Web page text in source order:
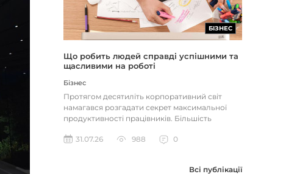
БІЗНЕС
Що робить людей справді успішними та
щасливими на роботі
Бізнес
Протягом десятиліть корпоративний світ
намагався розгадати секрет максимальної
продуктивності працівників. Більшість
31.07.26
988 0
Всі публікації